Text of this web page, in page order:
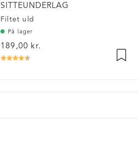
SITTEUNDERLAG
Filtet uld
På lager
189,00 kr.
Vurdering: